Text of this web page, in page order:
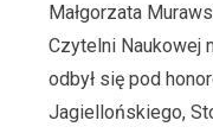
Małgorzata
Czytelni Naukowej
odbył się pod
Jagiellońskiego,